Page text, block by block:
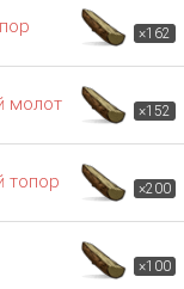
×162
молот ×152
топор ×200
×100